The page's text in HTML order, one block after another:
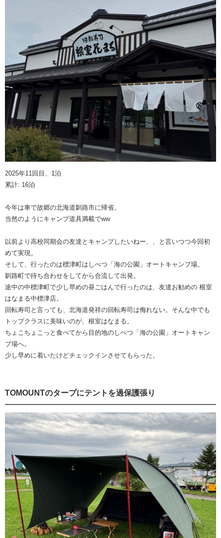
2025年11回目、1泊
累計: 16泊
今年は車で故郷の北海道釧路市に帰省。
当然のようにキャンプ道具満載でww
以前より高校同期会の友達とキャンプしたいねー、、と言いつつ今回初
めて実現。
そして、行ったのは標津町はしべつ「海の公園」オートキャンプ場。
釧路町で待ち合わせをしてから合流して出発。
途中の中標津町で少し早めの昼ごはんで行ったのは、友達お勧めの 根室
はなまる中標津店。
回転寿司と言っても、北海道発祥の回転寿司は侮れない。そんな中でも
トップクラスに美味いのが、根室はなまる。
ちょこちょこっと食べてから目的地のしべつ「海の公園」オートキャン
プ場へ。
少し早めに着いたけどチェックインさせてもらった。
TOMOUNTのタープにテントを過保護張り